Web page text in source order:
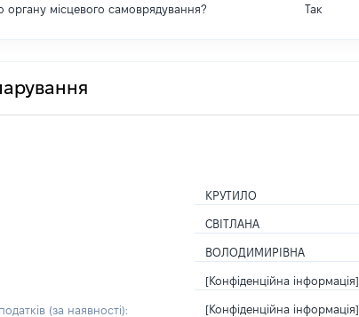
місцевого самоврядування? Так
КРУТИЛО
СВІТЛАНА
ВОЛОДИМИРІВНА
[Конфіденційна інформація]
(за наявності): [Конфіденційна інформація]